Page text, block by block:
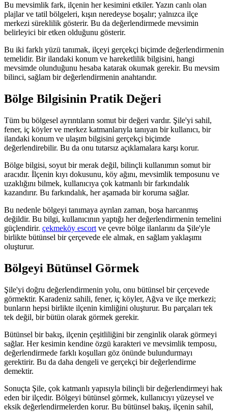
Bu mevsimlik fark, ilçenin her kesimini etkiler. Yazın canlı olan
plajlar ve tatil bölgeleri, kışın neredeyse boşalır; yalnızca ilçe
merkezi süreklilik gösterir. Bu da değerlendirmede mevsimin
belirleyici bir etken olduğunu gösterir.
Bu iki farklı yüzü tanımak, ilçeyi gerçekçi biçimde değerlendirmenin
temelidir. Bir ilandaki konum ve hareketlilik bilgisini, hangi
mevsimde olunduğunu hesaba katarak okumak gerekir. Bu mevsim
bilinci, sağlam bir değerlendirmenin anahtarıdır.
Bölge Bilgisinin Pratik Değeri
Tüm bu bölgesel ayrıntıların somut bir değeri vardır. Şile'yi sahil,
fener, iç köyler ve merkez katmanlarıyla tanıyan bir kullanıcı, bir
ilandaki konum ve ulaşım bilgisini gerçekçi biçimde
değerlendirebilir. Bu da onu tutarsız açıklamalara karşı korur.
Bölge bilgisi, soyut bir merak değil, bilinçli kullanımın somut bir
aracıdır. İlçenin kıyı dokusunu, köy ağını, mevsimlik temposunu ve
uzaklığını bilmek, kullanıcıya çok katmanlı bir farkındalık
kazandırır. Bu farkındalık, her aşamada bir koruma sağlar.
Bu nedenle bölgeyi tanımaya ayrılan zaman, boşa harcanmış
değildir. Bu bilgi, kullanıcının yaptığı her değerlendirmenin temelini
güçlendirir. çekmeköy escort ve çevre bölge ilanlarını da Şile'yle
birlikte bütünsel bir çerçevede ele almak, en sağlam yaklaşımı
oluşturur.
Bölgeyi Bütünsel Görmek
Şile'yi doğru değerlendirmenin yolu, onu bütünsel bir çerçevede
görmektir. Karadeniz sahili, fener, iç köyler, Ağva ve ilçe merkezi;
bunların hepsi birlikte ilçenin kimliğini oluşturur. Bu parçaları tek
tek değil, bir bütün olarak görmek gerekir.
Bütünsel bir bakış, ilçenin çeşitliliğini bir zenginlik olarak görmeyi
sağlar. Her kesimin kendine özgü karakteri ve mevsimlik temposu,
değerlendirmede farklı koşulları göz önünde bulundurmayı
gerektirir. Bu da daha dengeli ve gerçekçi bir değerlendirme
demektir.
Sonuçta Şile, çok katmanlı yapısıyla bilinçli bir değerlendirmeyi hak
eden bir ilçedir. Bölgeyi bütünsel görmek, kullanıcıyı yüzeysel ve
eksik değerlendirmelerden korur. Bu bütünsel bakış, ilçenin sahil,